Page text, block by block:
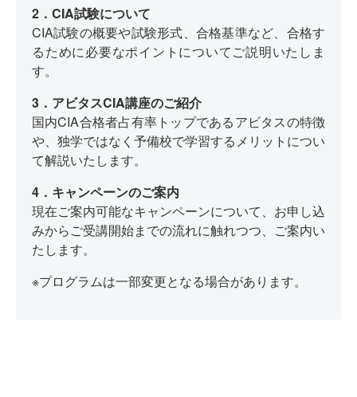
2．CIA試験について
CIA試験の概要や試験形式、合格基準など、合格す
るために必要なポイントについてご説明いたしま
す。
3．アビタスCIA講座のご紹介
国内CIA合格者占有率トップであるアビタスの特徴
や、 独学ではなく予備校で学習するメリットについ
て解説いたします。
4．キャンペーンのご案内
現在ご案内可能なキャンペーンについて、お申し込
みからご受講開始までの流れに触れつつ、ご案内い
たします。
※プログラムは一部変更となる場合があります。